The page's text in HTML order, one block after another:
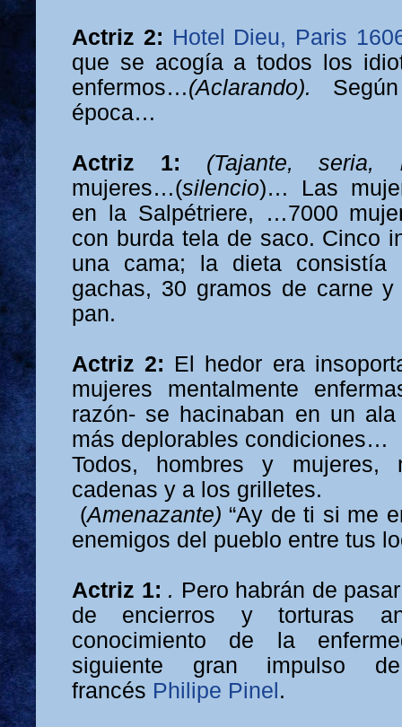
Actriz 2: Hotel Dieu, Paris
que se acogía a todos los
enfermos…(Aclarando).
época…
Actriz 1: (Tajante, seria,
mujeres…(silencio)… Las
en la Salpétriere, …7000
con burda tela de saco. Cinco
una cama; la dieta
gachas, 30 gramos de carne y
pan.
Actriz 2: El hedor era
mujeres mentalmente
razón- se hacinaban en un
más deplorables condiciones…
Todos, hombres y mujeres,
cadenas y a los grilletes.
(Amenazante) “Ay de ti si me
enemigos del pueblo entre tus
Actriz 1: . Pero habrán de
de encierros y torturas
conocimiento de la
siguiente gran impulso
francés Philipe Pinel.